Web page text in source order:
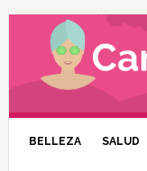
BELLEZA SALUD